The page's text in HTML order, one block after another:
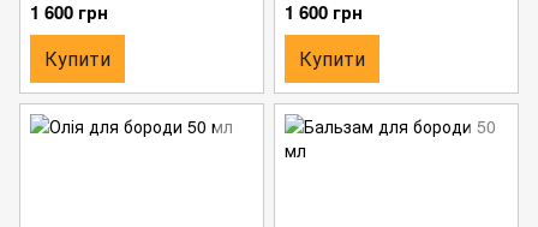
1 600 грн
Купити
1 600 грн
Купити